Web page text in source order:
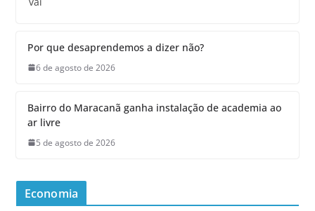
Por que desaprendemos a dizer não?
6 de agosto de 2026
Bairro do Maracanã ganha instalação de academia ao
ar livre
5 de agosto de 2026
Economia